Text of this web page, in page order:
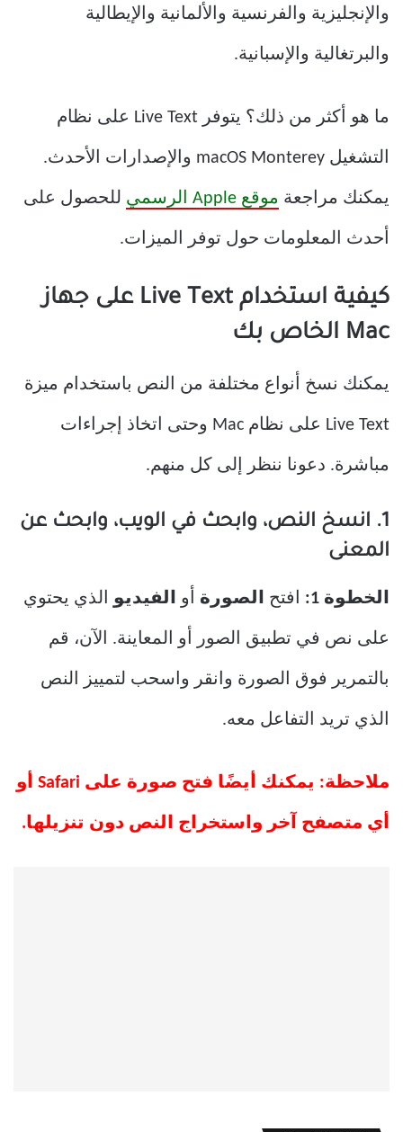
والإنجليزية والفرنسية والألمانية والإيطالية
والبرتغالية والإسبانية.
ما هو أكثر من ذلك؟ يتوفر Live Text على نظام
التشغيل macOS Monterey والإصدارات الأحدث.
يمكنك مراجعة موقع Apple الرسمي للحصول على
أحدث المعلومات حول توفر الميزات.
كيفية استخدام Live Text على جهاز
Mac الخاص بك
يمكنك نسخ أنواع مختلفة من النص باستخدام ميزة
Live Text على نظام Mac وحتى اتخاذ إجراءات
مباشرة. دعونا ننظر إلى كل منهم.
1. انسخ النص، وابحث في الويب، وابحث عن
المعنى
الخطوة 1: افتح الصورة أو الفيديو الذي يحتوي
على نص في تطبيق الصور أو المعاينة. الآن، قم
بالتمرير فوق الصورة وانقر واسحب لتمييز النص
الذي تريد التفاعل معه.
ملاحظة: يمكنك أيضًا فتح صورة على Safari أو
أي متصفح آخر واستخراج النص دون تنزيلها.